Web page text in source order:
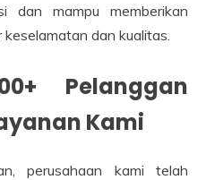
dan mampu memberikan
dan kualitas.
Pelanggan
Kami
perusahaan kami telah